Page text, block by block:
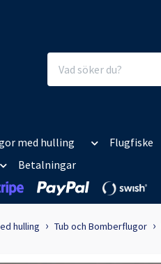
med hulling Flugfiske
Betalningar
hulling Tub och Bomberflugor